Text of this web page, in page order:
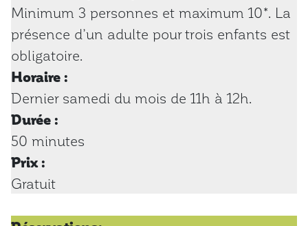
Minimum 3 personnes et maximum 10*. La
présence d’un adulte pour trois enfants est
obligatoire.
Horaire :
Dernier samedi du mois de 11h à 12h.
Durée :
50 minutes
Prix :
Gratuit